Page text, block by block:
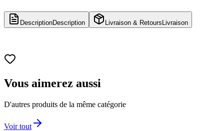
DescriptionDescription Livraison & Retours Livraison
Vous aimerez aussi
D'autres produits de la même catégorie
Voir tout